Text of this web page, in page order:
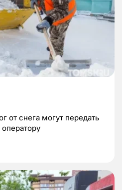
от снега могут передать